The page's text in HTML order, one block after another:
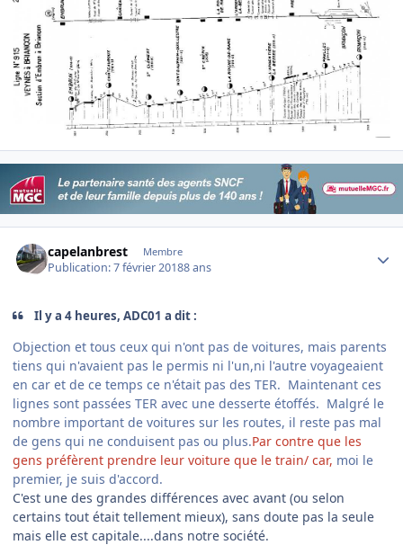
capelanbrest Membre
Publication:7 février 20188 ans
Il y a 4 heures, ADC01 a dit :
Objection et tous ceux qui n'ont pas de voitures, mais parents
tiens qui n'avaient pas le permis ni l'un,ni l'autre voyageaient
en car et de ce temps ce n'était pas des TER. Maintenant ces
lignes sont passées TER avec une desserte étoffés. Malgré le
nombre important de voitures sur les routes, il reste pas mal
de gens qui ne conduisent pas ou plus.Par contre que les
gens préfèrent prendre leur voiture que le train/ car, moi le
premier, je suis d'accord.
C'est une des grandes différences avec avant (ou selon
certains tout était tellement mieux), sans doute pas la seule
mais elle est capitale....dans notre société.